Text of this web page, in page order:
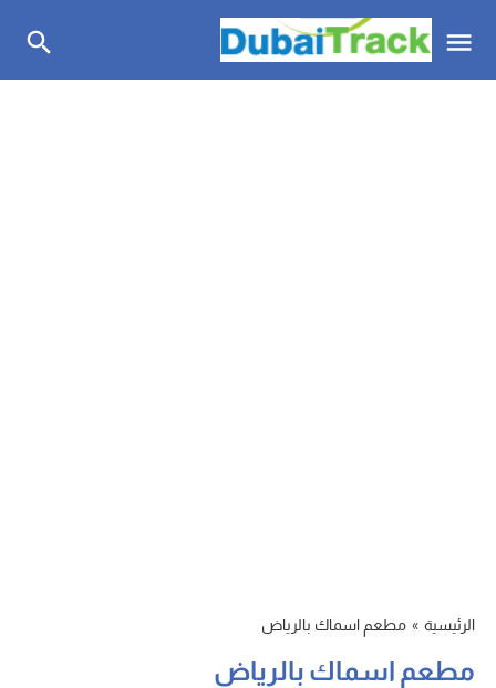
الرئيسية » مطعم اسماك بالرياض
مطعم اسماك بالرياض